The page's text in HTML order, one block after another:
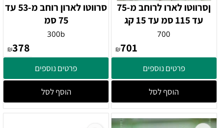
ןסרווטו לארו לרוחב מ-75
עד 115 סמ עד 15 קג
700
₪701
פרטים נוספים
הוסף לסל
סרווטו לארון רוחב מ-53 עד
75 סמ
300b
₪378
פרטים נוספים
הוסף לסל